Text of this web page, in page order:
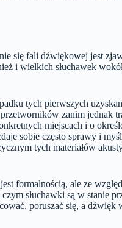
się fali dźwiękowej jest
i wielkich słuchawek
tych pierwszych
zanim jednak
miejscach i o
sobie często sprawy i
tych materiałów
formalnością, ale ze
słuchawki są w stanie
poruszać się, a dźwięk